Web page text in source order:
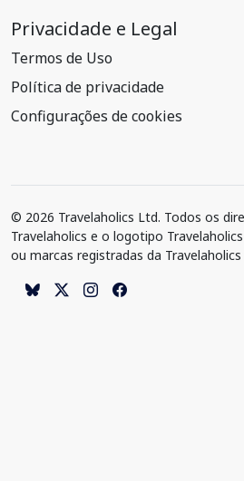
Privacidade e Legal
Termos de Uso
Política de privacidade
Configurações de cookies
© 2026 Travelaholics Ltd. Todos os
Travelaholics e o logotipo
ou marcas registradas da